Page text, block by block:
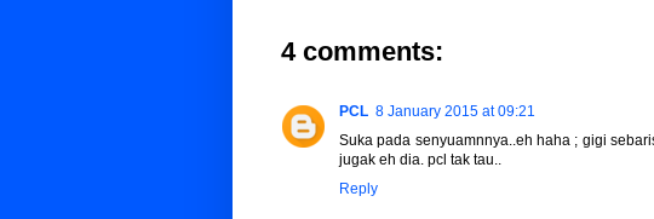
4 comments:
PCL 8 January 2015 at 09:21
Suka pada senyuamnnya..eh haha ; gigi
jugak eh dia. pcl tak tau..
Reply